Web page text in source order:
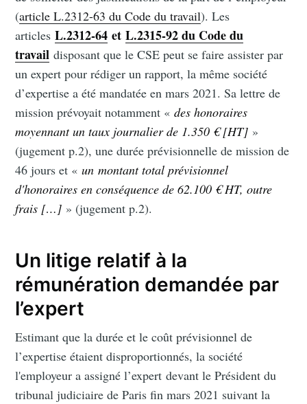
(article L.2312-63 du Code du travail). Les
articlesL.2312-64 et L.2315-92 du Code du
travail disposant que le CSE peut se faire assister par
un expert pour rédiger un rapport, la même société
d’expertise a été mandatée en mars 2021. Sa lettre de
mission prévoyait notamment «des honoraires
moyennant un taux journalier de 1.350 € [HT] »
(jugement p.2), une durée prévisionnelle de mission de
46 jours et «un montant total prévisionnel
d'honoraires en conséquence de 62.100 € HT, outre
frais […] » (jugement p.2).
Un litige relatif à la
rémunération demandée par
l’expert
Estimant que la durée et le coût prévisionnel de
l’expertise étaient disproportionnés, la société
l'employeur a assigné l’expert devant le Président du
tribunal judiciaire de Paris fin mars 2021 suivant la